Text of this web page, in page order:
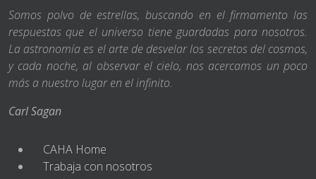
Somos polvo de estrellas, buscando en el firmamento las
respuestas que el universo tiene guardadas para nosotros.
La astronomía es el arte de desvelar los secretos del cosmos,
y cada noche, al observar el cielo, nos acercamos un poco
más a nuestro lugar en el infinito.
Carl Sagan
CAHA Home
Trabaja con nosotros